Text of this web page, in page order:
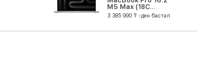
M5 Max (18C
CPU/40C GPU)
3 385 990 ₸ -ден бастап